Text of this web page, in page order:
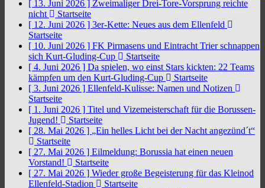
[ 13. Juni 2026 ] Zweimaliger Drei-Tore-Vorsprung reichte
nicht
Startseite
[ 12. Juni 2026 ] 3er-Kette: Neues aus dem Ellenfeld
Startseite
[ 10. Juni 2026 ] FK Pirmasens und Eintracht Trier schnappen
sich Kurt-Gluding-Cup
Startseite
[ 4. Juni 2026 ] Da spielen, wo einst Stars kickten: 22 Teams
kämpfen um den Kurt-Gluding-Cup
Startseite
[ 3. Juni 2026 ] Ellenfeld-Kulisse: Namen und Notizen
Startseite
[ 1. Juni 2026 ] Titel und Vizemeisterschaft für die Borussen-
Jugend!
Startseite
[ 28. Mai 2026 ] „Ein helles Licht bei der Nacht angezünd´t“
Startseite
[ 27. Mai 2026 ] Eilmeldung: Borussia hat einen neuen
Vorstand!
Startseite
[ 27. Mai 2026 ] Wieder große Begeisterung für das Kleinod
Ellenfeld-Stadion
Startseite